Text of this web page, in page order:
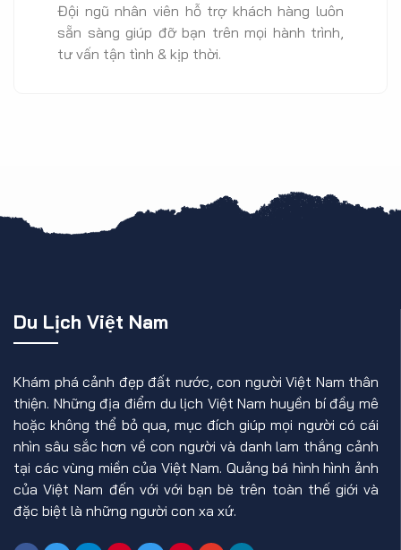
Đội ngũ nhân viên hỗ trợ khách hàng luôn
sẵn sàng giúp đỡ bạn trên mọi hành trình,
tư vấn tận tình & kịp thời.
Du Lịch Việt Nam
Khám phá cảnh đẹp đất nước, con người Việt Nam thân
thiện. Những địa điểm du lịch Việt Nam huyền bí đầy mê
hoặc không thể bỏ qua, mục đích giúp mọi người có cái
nhìn sâu sắc hơn về con người và danh lam thắng cảnh
tại các vùng miền của Việt Nam. Quảng bá hình hình ảnh
của Việt Nam đến với với bạn bè trên toàn thế giới và
đặc biệt là những người con xa xứ.